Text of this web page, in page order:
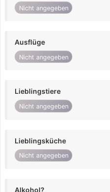
Nicht angegeben
Ausflüge
Nicht angegeben
Lieblingstiere
Nicht angegeben
Lieblingsküche
Nicht angegeben
Alkohol?